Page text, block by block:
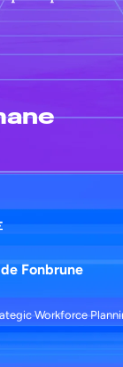
Fonbrune
Workforce